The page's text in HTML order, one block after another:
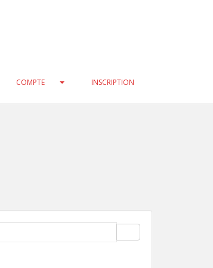
COMPTE INSCRIPTION